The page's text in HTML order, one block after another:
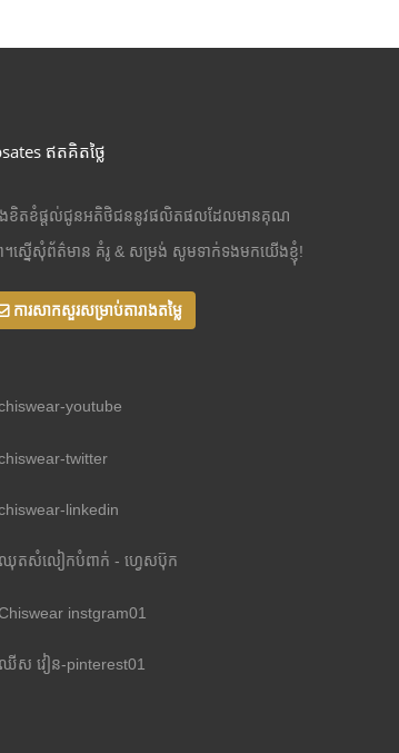
ឥតគិតថ្លៃ
ខិតខំផ្តល់ជូនអតិថិជននូវផលិតផលដែលមានគុណ
។ស្នើសុំព័ត៌មាន គំរូ & សម្រង់ សូមទាក់ទងមកយើងខ្ញុំ!
ការសាកសួរសម្រាប់តារាងតម្លៃ